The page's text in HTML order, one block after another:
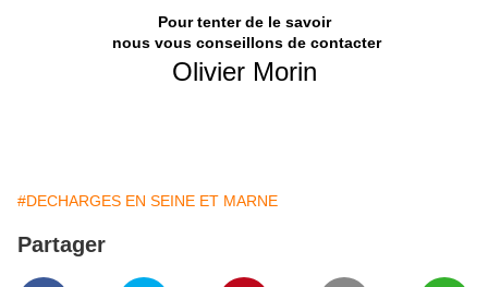
Pour tenter de le savoir
nous vous conseillons de contacter
Olivier Morin
#DECHARGES EN SEINE ET MARNE
Partager